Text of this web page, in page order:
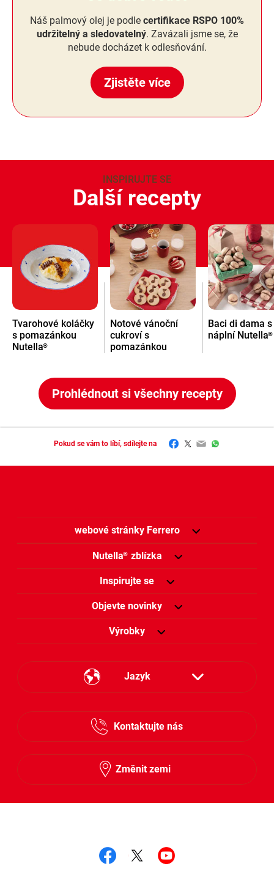
Náš palmový olej je podle certifikace RSPO 100%
udržitelný a sledovatelný. Zavázali jsme se, že
nebude docházet k odlesňování.
Zjistěte více
INSPIRUJTE SE
Další recepty
Tvarohové koláčky
s pomazánkou
Nutella®
Notové vánoční
cukroví s
pomazánkou
Baci di dama s
náplní Nutella®
Prohlédnout si všechny recepty
Pokud se vám to líbí, sdílejte na Facebook
Twitter
EmailWhatsApp
webové stránky Ferrero
Nutella® zblízka
Inspirujte se
Objevte novinky
Výrobky
Jazyk
Česky
Kontaktujte nás
Změnit zemi